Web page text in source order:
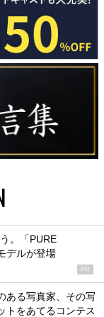
。「PURE
デルが登場
PR
ある写真家、その写
トをあてるコンテス